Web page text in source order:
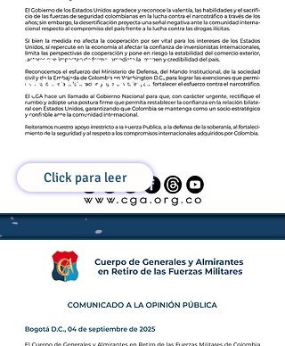
Comunicado a la
Opinión Pública
16 de Septiembre de
2025
Click para leer